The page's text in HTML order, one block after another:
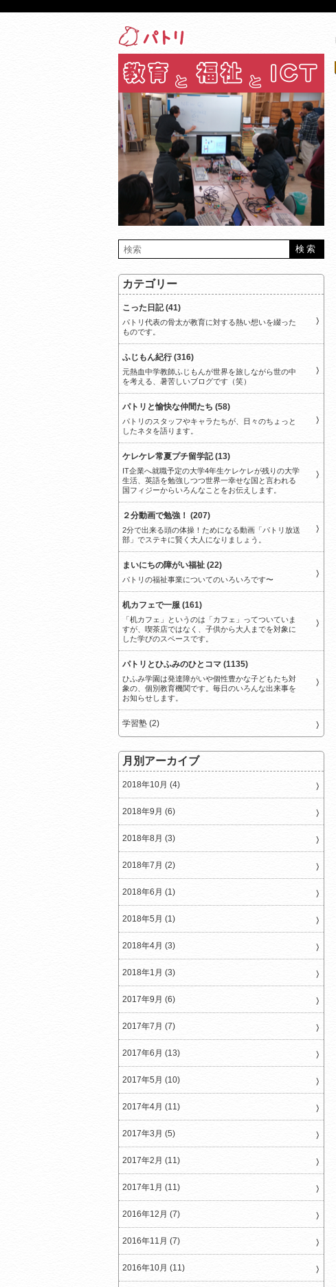
カテゴリー
こった日記 (41)
パトリ代表の骨太が教育に対する熱い想いを綴った
ものです。
ふじもん紀行 (316)
元熱血中学教師ふじもんが世界を旅しながら世の中
を考える、暑苦しいブログです（笑）
パトリと愉快な仲間たち (58)
パトリのスタッフやキャラたちが、日々のちょっと
したネタを語ります。
ケレケレ常夏プチ留学記 (13)
IT企業へ就職予定の大学4年生ケレケレが残りの大学
生活、英語を勉強しつつ世界一幸せな国と言われる
国フィジーからいろんなことをお伝えします。
２分動画で勉強！ (207)
2分で出来る頭の体操！ためになる動画「パトリ放送
部」でステキに賢く大人になりましょう。
まいにちの障がい福祉 (22)
パトリの福祉事業についてのいろいろです〜
机カフェで一服 (161)
「机カフェ」というのは「カフェ」ってついていま
すが、喫茶店ではなく、子供から大人までを対象に
した学びのスペースです。
パトリとひふみのひとコマ (1135)
ひふみ学園は発達障がいや個性豊かな子どもたち対
象の、個別教育機関です。毎日のいろんな出来事を
お知らせします。
学習塾 (2)
月別アーカイブ
2018年10月 (4)
2018年9月 (6)
2018年8月 (3)
2018年7月 (2)
2018年6月 (1)
2018年5月 (1)
2018年4月 (3)
2018年1月 (3)
2017年9月 (6)
2017年7月 (7)
2017年6月 (13)
2017年5月 (10)
2017年4月 (11)
2017年3月 (5)
2017年2月 (11)
2017年1月 (11)
2016年12月 (7)
2016年11月 (7)
2016年10月 (11)